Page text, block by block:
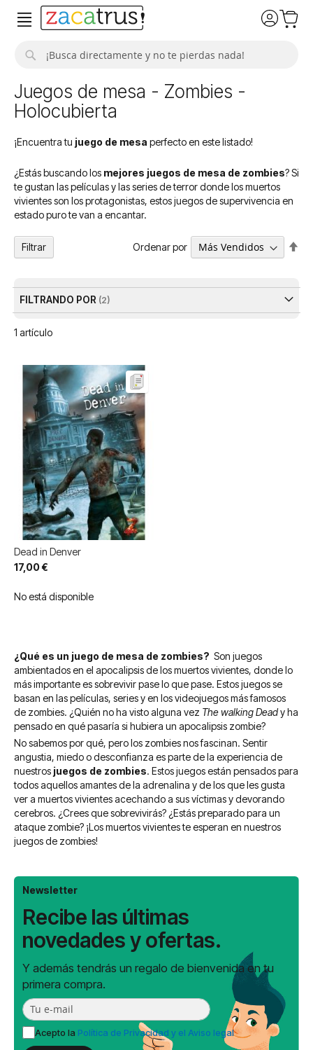
Juegos de mesa - Zombies -
Holocubierta
¡Encuentra tu juego de mesa perfecto en este listado!
¿Estás buscando los mejores juegos de mesa de zombies? Si
te gustan las películas y las series de terror donde los muertos
vivientes son los protagonistas, estos juegos de supervivencia en
estado puro te van a encantar.
1 artículo
Ordenar por
Dead in Denver
17,00 €
No está disponible
¿Qué es un juego de mesa de zombies? Son juegos
ambientados en el apocalipsis de los muertos vivientes, donde lo
más importante es sobrevivir pase lo que pase. Estos juegos se
basan en las películas, series y en los videojuegos más famosos
de zombies. ¿Quién no ha visto alguna vez The walking Deady ha
pensado en qué pasaría si hubiera un apocalipsis zombie?
No sabemos por qué, pero los zombies nos fascinan. Sentir
angustia, miedo o desconfianza es parte de la experiencia de
nuestros juegos de zombies. Estos juegos están pensados para
todos aquellos amantes de la adrenalina y de los que les gusta
ver a muertos vivientes acechando a sus víctimas y devorando
cerebros. ¿Crees que sobrevivirás? ¿Estás preparado para un
ataque zombie? ¡Los muertos vivientes te esperan en nuestros
juegos de zombies!
Filtrar
FILTRANDO POR
Newsletter
Recibe las últimas
novedades y ofertas.
Y además tendrás un regalo de bienvenida en tu
primera compra.
Acepto la Política de Privacidad y el Aviso legal